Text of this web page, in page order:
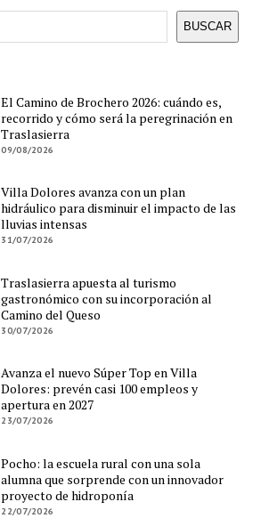
BUSCAR
El Camino de Brochero 2026: cuándo es,
recorrido y cómo será la peregrinación en
Traslasierra
09/08/2026
Villa Dolores avanza con un plan
hidráulico para disminuir el impacto de las
lluvias intensas
31/07/2026
Traslasierra apuesta al turismo
gastronómico con su incorporación al
Camino del Queso
30/07/2026
Avanza el nuevo Súper Top en Villa
Dolores: prevén casi 100 empleos y
apertura en 2027
23/07/2026
Pocho: la escuela rural con una sola
alumna que sorprende con un innovador
proyecto de hidroponía
22/07/2026